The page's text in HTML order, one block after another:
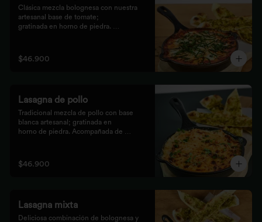
Clásica mezcla bolognesa con nuestra
artesanal base de tomate;
gratinada en horno de piedra.
$46.900
Lasagna de pollo
Tradicional mezcla de pollo con base
blanca artesanal; gratinada en
horno de piedra. Acompañada de
$46.900
Lasagna mixta
Deliciosa combinación de bolognesa y